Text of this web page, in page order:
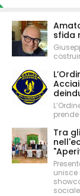
sfida
Tra
unisce